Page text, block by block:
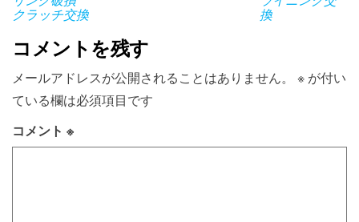
クラッチ交換
換
コメントを残す
メールアドレスが公開されることはありません。 ※ が付い
ている欄は必須項目です
コメント ※